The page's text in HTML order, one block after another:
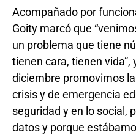
Acompañado por
Goity marcó que
un problema que tiene
tienen cara, tienen vida”,
diciembre promovimos
crisis y de emergencia
seguridad y en lo social,
datos y porque